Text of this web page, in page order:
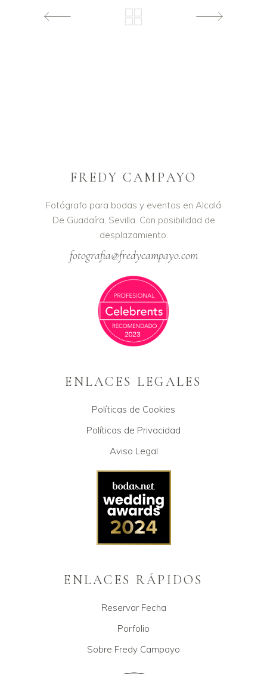
FREDY CAMPAYO
Fotógrafo para bodas y eventos en Alcalá
De Guadaíra, Sevilla. Con posibilidad de
desplazamiento.
fotografia@fredycampayo.com
ENLACES LEGALES
Políticas de Cookies
Políticas de Privacidad
Aviso Legal
ENLACES RÁPIDOS
Reservar Fecha
Porfolio
Sobre Fredy Campayo